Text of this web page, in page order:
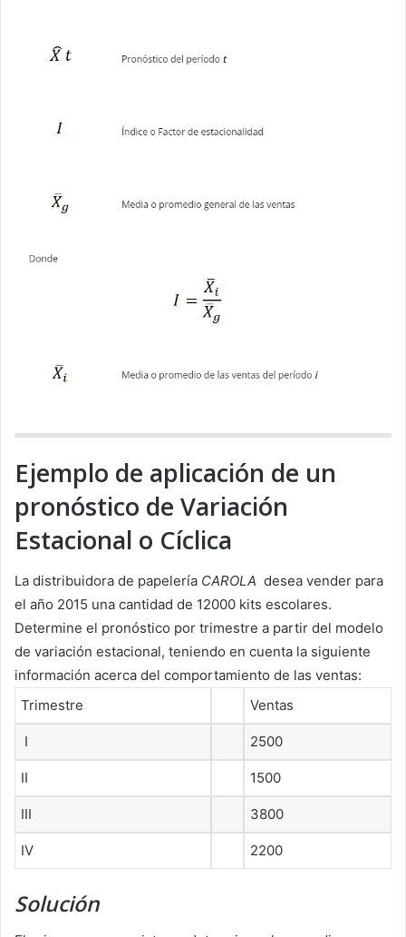
Ejemplo de aplicación de un
pronóstico de Variación
Estacional o Cíclica
La distribuidora de papelería CAROLA desea vender para
el año 2015 una cantidad de 12000 kits escolares.
Determine el pronóstico por trimestre a partir del modelo
de variación estacional, teniendo en cuenta la siguiente
información acerca del comportamiento de las ventas:
Trimestre
Ventas
I 2500
II 1500
III 3800
IV 2200
Solución